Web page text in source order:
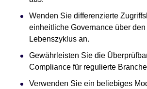
Wenden Sie differenzierte
einheitliche Governance über
Lebenszyklus an.
Gewährleisten Sie die
Compliance für regulierte
Verwenden Sie ein beliebiges